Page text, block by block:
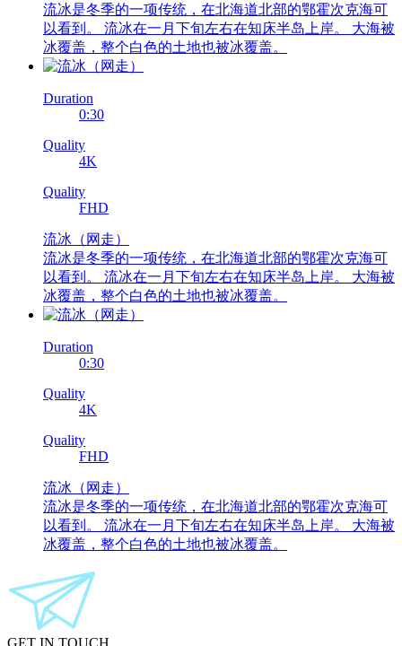
流冰是冬季的一项传统，在北海道北部的鄂霍次克海可
以看到。 流冰在一月下旬左右在知床半岛上岸。 大海被
冰覆盖，整个白色的土地也被冰覆盖。
Duration
0:30
Quality
4K
Quality
FHD
流冰 （网走）
流冰是冬季的一项传统，在北海道北部的鄂霍次克海可
以看到。 流冰在一月下旬左右在知床半岛上岸。 大海被
冰覆盖，整个白色的土地也被冰覆盖。
Duration
0:30
Quality
4K
Quality
FHD
流冰 （网走）
流冰是冬季的一项传统，在北海道北部的鄂霍次克海可
以看到。 流冰在一月下旬左右在知床半岛上岸。 大海被
冰覆盖，整个白色的土地也被冰覆盖。